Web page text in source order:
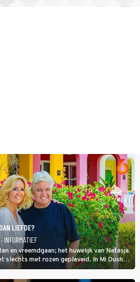
LIEFDE?
· INFORMATIEF
en vreemdgaan; het huwelijk van Natasja
slechts met rozen geplaveid. In Mi Dushi:
Wilfred Genee het showbizzkoppel mee
liefde te hebben.